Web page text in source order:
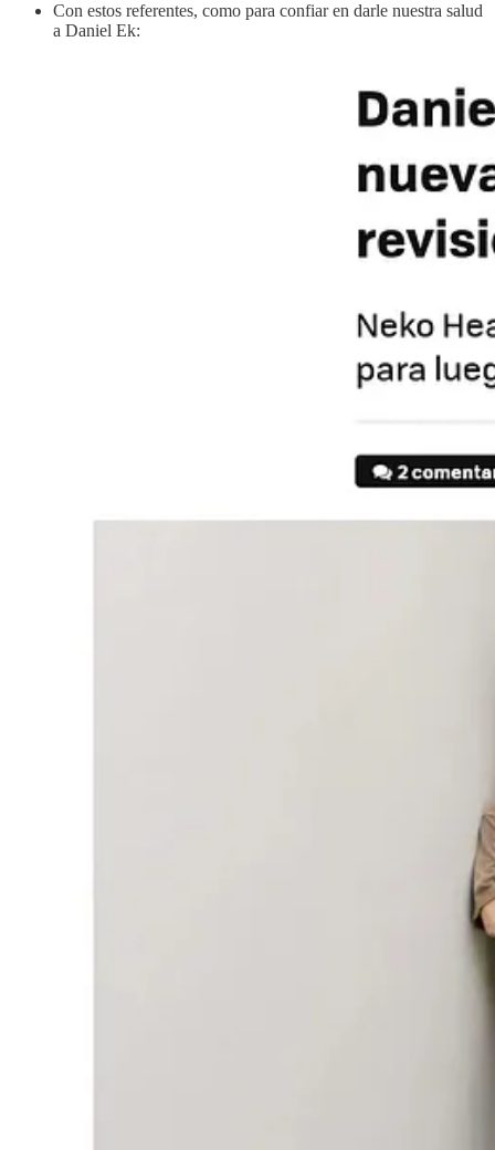
Con estos referentes, como para confiar en darle nuestra salud
a Daniel Ek: